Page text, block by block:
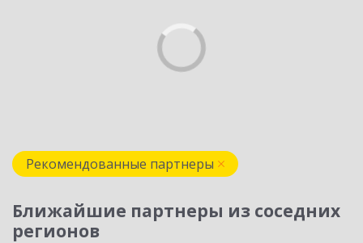
Рекомендованные партнеры
Ближайшие партнеры из соседних
регионов